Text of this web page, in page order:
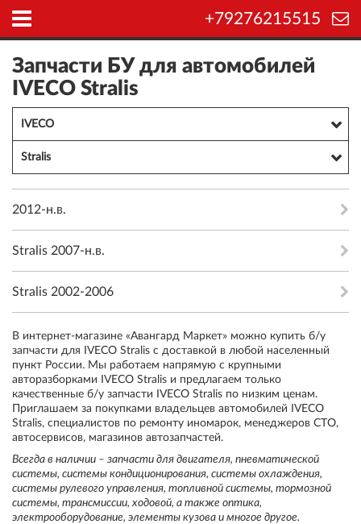
+79276215515
Запчасти БУ для автомобилей
IVECO Stralis
IVECO
Stralis
2012-н.в.
Stralis 2007-н.в.
Stralis 2002-2006
В интернет-магазине «Авангард Маркет» можно купить б/у
запчасти для IVECO Stralis с доставкой в любой населенный
пункт России. Мы работаем напрямую с крупными
авторазборками IVECO Stralis и предлагаем только
качественные б/у запчасти IVECO Stralis по низким ценам.
Приглашаем за покупками владельцев автомобилей IVECO
Stralis, специалистов по ремонту иномарок, менеджеров СТО,
автосервисов, магазинов автозапчастей.
Всегда в наличии – запчасти для двигателя, пневматической
системы, системы кондиционирования, системы охлаждения,
системы рулевого управления, топливной системы, тормозной
системы, трансмиссии, ходовой, а также оптика,
электрооборудование, элементы кузова и многое другое.